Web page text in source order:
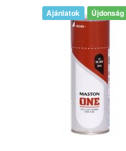
Ajánlatok Újdonság